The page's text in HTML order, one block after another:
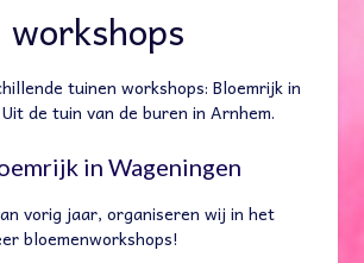
workshops
tuinen workshops: Bloemrijk in
de tuin van de buren in Arnhem.
in Wageningen
vorig jaar, organiseren wij in het
bloemenworkshops!